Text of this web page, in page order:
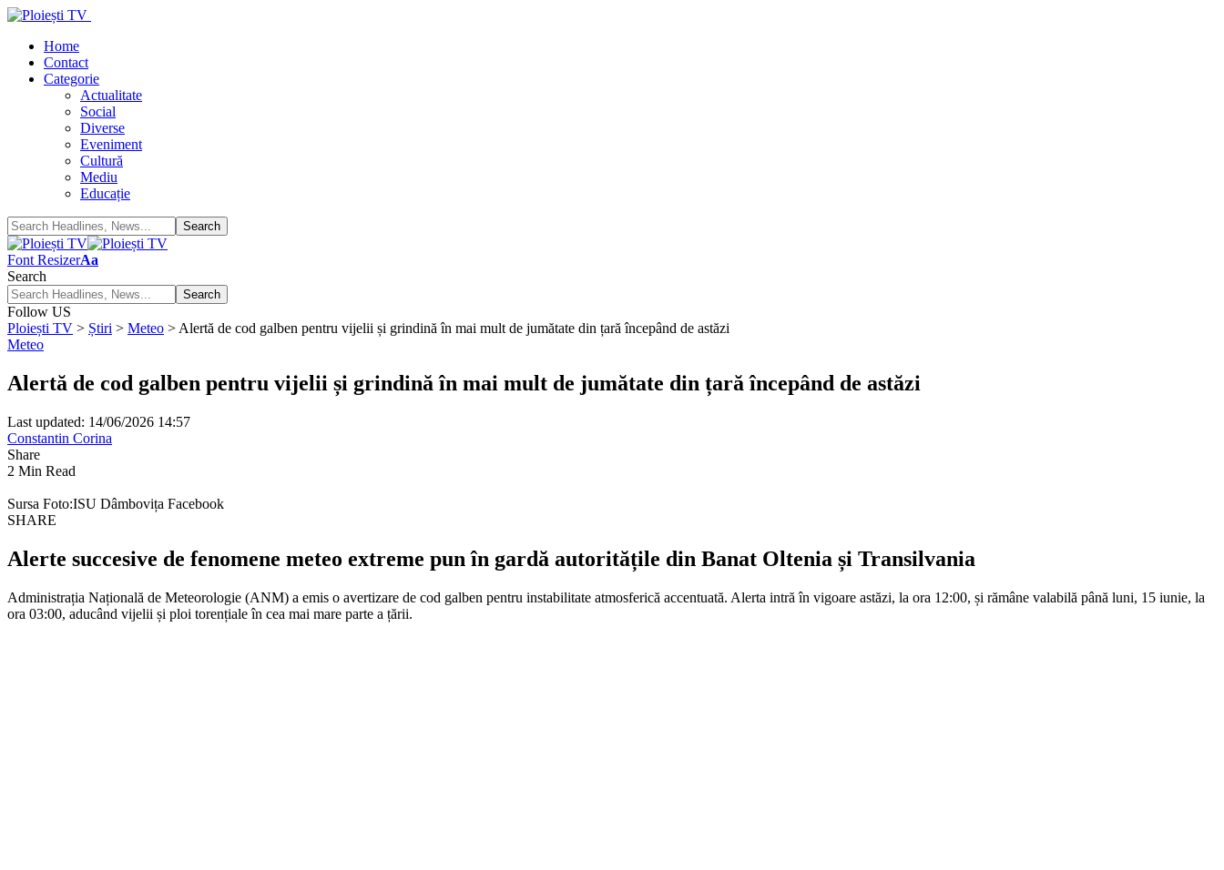
Home
Contact
Categorie
Actualitate
Social
Diverse
Eveniment
Cultură
Mediu
Educație
Font ResizerAa
Search
Follow US
Ploiești TV > Știri > Meteo > Alertă de cod galben pentru vijelii și grindină în mai mult de jumătate din țară începând de astăzi
Meteo
Alertă de cod galben pentru vijelii și grindină în mai mult de jumătate din țară începând de astăzi
Last updated: 14/06/2026 14:57
Constantin Corina
Share
2 Min Read
Sursa Foto:ISU Dâmbovița Facebook
SHARE
Alerte succesive de fenomene meteo extreme pun în gardă autoritățile din Banat Oltenia și Transilvania
Administrația Națională de Meteorologie (ANM) a emis o avertizare de cod galben pentru instabilitate atmosferică accentuată. Alerta intră în vigoare astăzi, la ora 12:00, și rămâne valabilă până luni, 15 iunie, la
ora 03:00, aducând vijelii și ploi torențiale în cea mai mare parte a țării.